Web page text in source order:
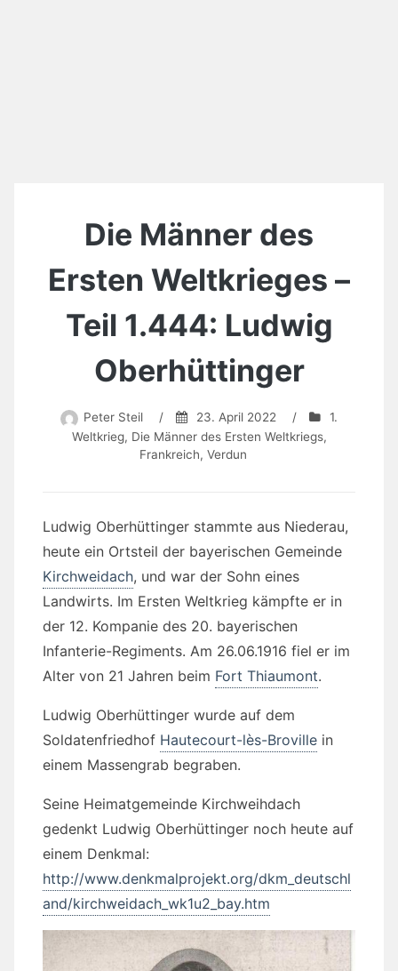
Die Männer des
Ersten Weltkrieges –
Teil 1.444: Ludwig
Oberhüttinger
Peter Steil / 23. April 2022 /
1.
Weltkrieg, Die Männer des Ersten Weltkriegs,
Frankreich, Verdun
Ludwig Oberhüttinger stammte aus Niederau,
heute ein Ortsteil der bayerischen Gemeinde
Kirchweidach, und war der Sohn eines
Landwirts. Im Ersten Weltkrieg kämpfte er in
der 12. Kompanie des 20. bayerischen
Infanterie-Regiments. Am 26.06.1916 fiel er im
Alter von 21 Jahren beim Fort Thiaumont.
Ludwig Oberhüttinger wurde auf dem
Soldatenfriedhof Hautecourt-lès-Broville in
einem Massengrab begraben.
Seine Heimatgemeinde Kirchweihdach
gedenkt Ludwig Oberhüttinger noch heute auf
einem Denkmal:
http://www.denkmalprojekt.org/dkm_deutschl
and/kirchweidach_wk1u2_bay.htm